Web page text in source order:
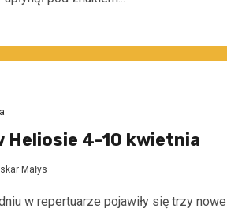
Heliosie 4-10 kwietnia
Małys
w repertuarze pojawiły się trzy nowe